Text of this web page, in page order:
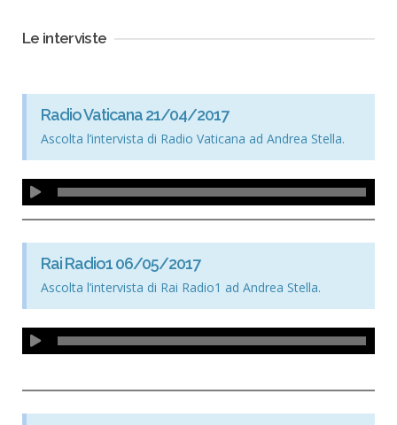
Le interviste
Radio Vaticana 21/04/2017
Ascolta l’intervista di Radio Vaticana ad Andrea Stella.
Rai Radio1 06/05/2017
Ascolta l’intervista di Rai Radio1 ad Andrea Stella.